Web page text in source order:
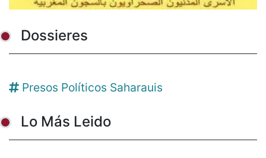
Dossieres
Presos Políticos Saharauis
Lo Más Leido